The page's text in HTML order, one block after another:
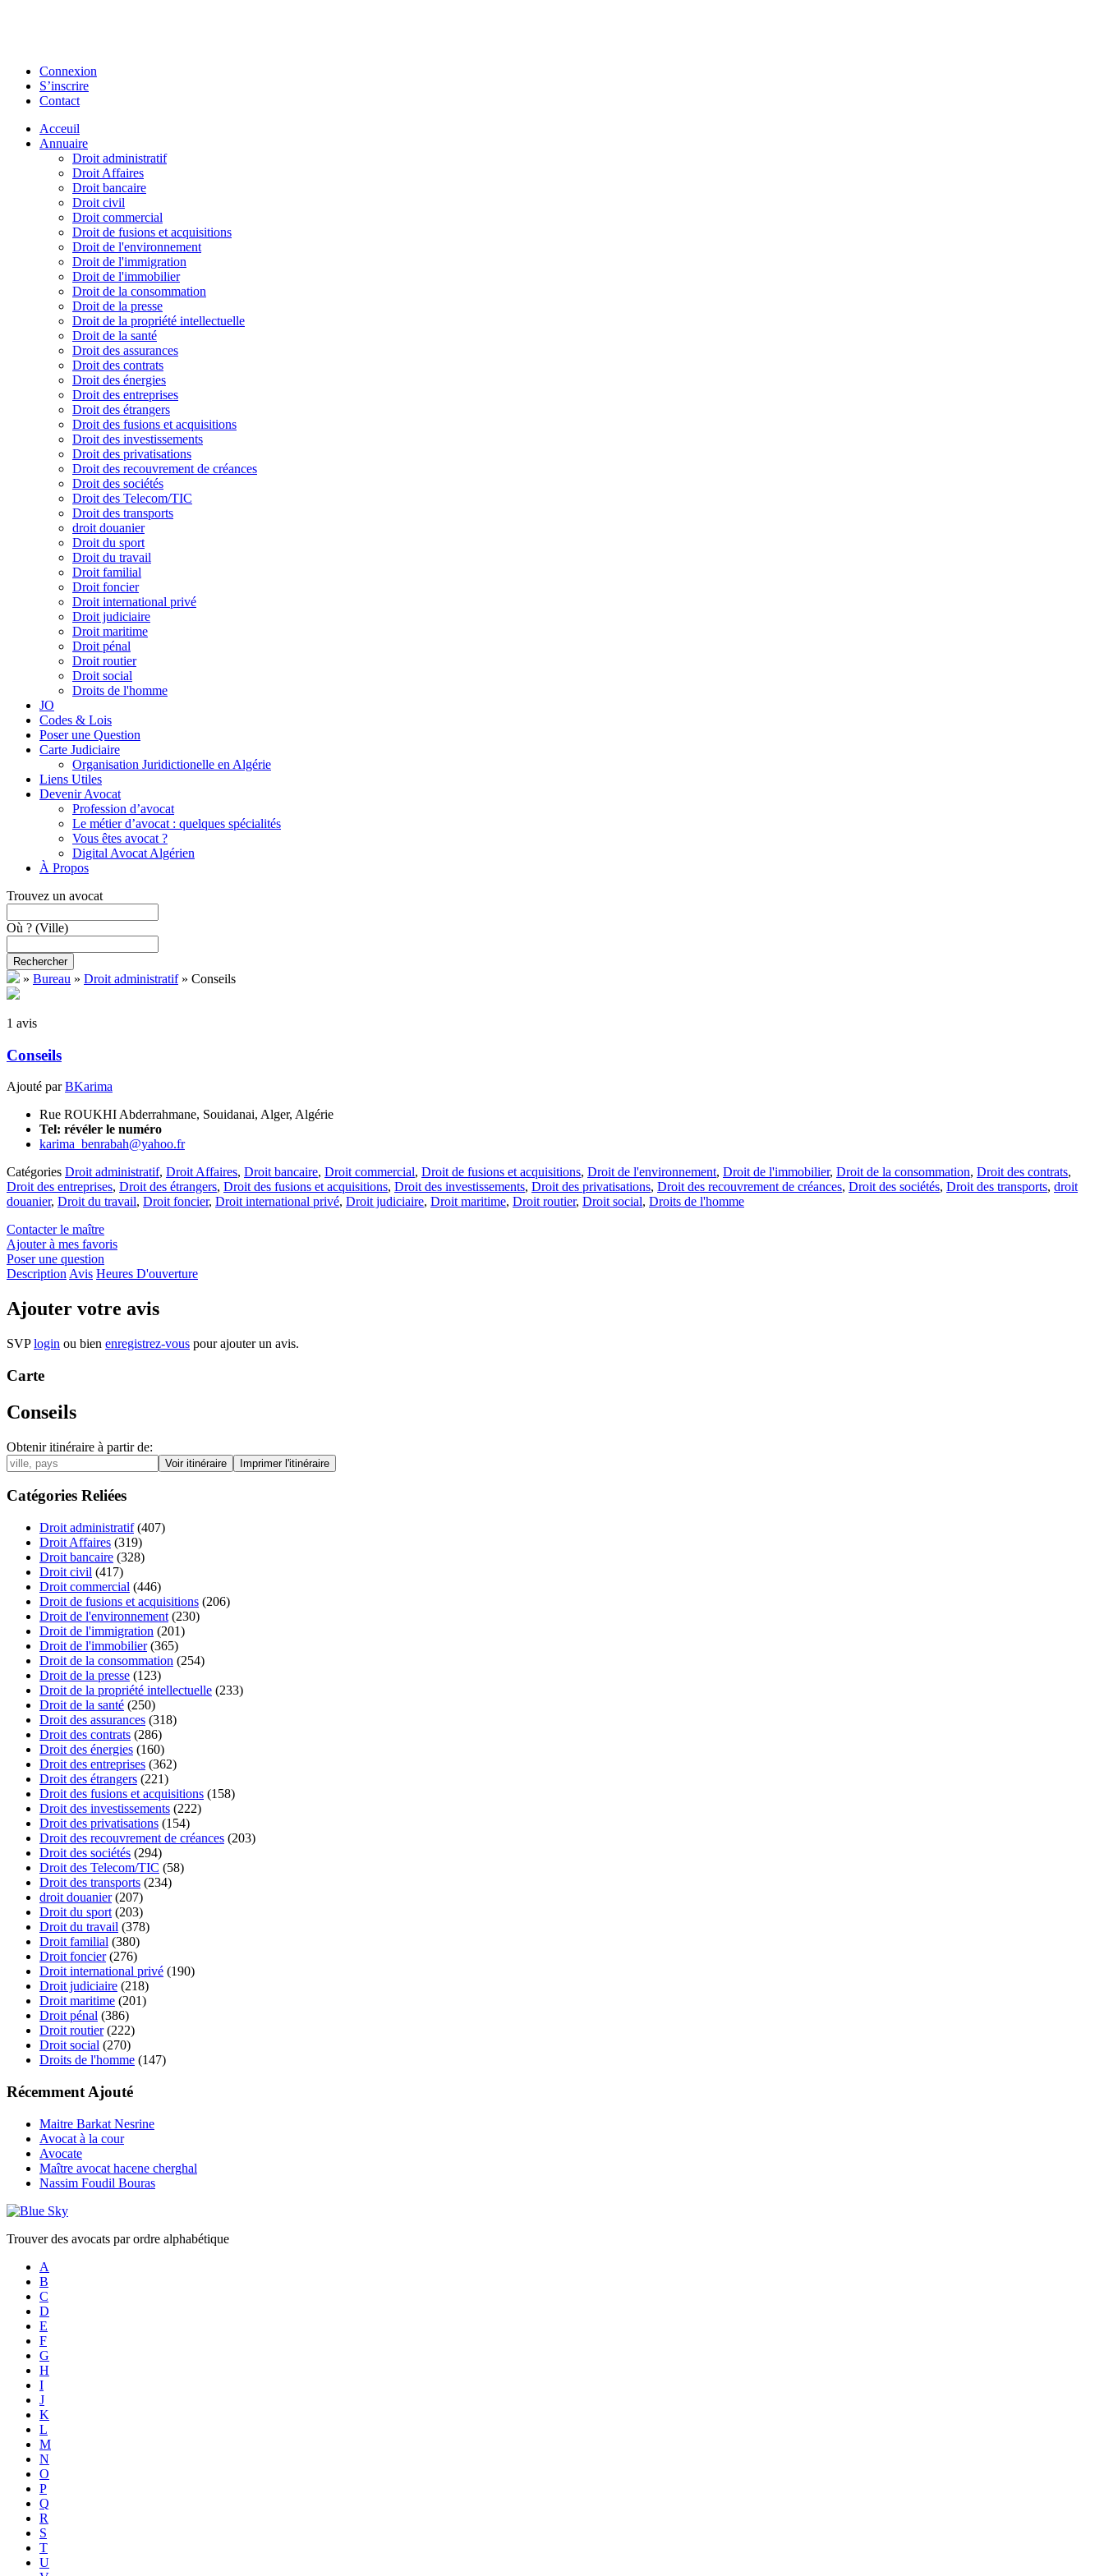
Connexion
S’inscrire
Contact
Acceuil
Annuaire
Droit administratif
Droit Affaires
Droit bancaire
Droit civil
Droit commercial
Droit de fusions et acquisitions
Droit de l'environnement
Droit de l'immigration
Droit de l'immobilier
Droit de la consommation
Droit de la presse
Droit de la propriété intellectuelle
Droit de la santé
Droit des assurances
Droit des contrats
Droit des énergies
Droit des entreprises
Droit des étrangers
Droit des fusions et acquisitions
Droit des investissements
Droit des privatisations
Droit des recouvrement de créances
Droit des sociétés
Droit des Telecom/TIC
Droit des transports
droit douanier
Droit du sport
Droit du travail
Droit familial
Droit foncier
Droit international privé
Droit judiciaire
Droit maritime
Droit pénal
Droit routier
Droit social
Droits de l'homme
JO
Codes & Lois
Poser une Question
Carte Judiciaire
Organisation Juridictionelle en Algérie
Liens Utiles
Devenir Avocat
Profession d’avocat
Le métier d’avocat : quelques spécialités
Vous êtes avocat ?
Digital Avocat Algérien
À Propos
Trouvez un avocat
Où ? (Ville)
Rechercher
» Bureau » Droit administratif » Conseils
1 avis
Conseils
Ajouté parBKarima
Rue ROUKHI Abderrahmane, Souidanai, Alger, Algérie
Tel: révéler le numéro
karima_benrabah@yahoo.fr
Catégories Droit administratif, Droit Affaires, Droit bancaire, Droit commercial, Droit de fusions et acquisitions, Droit de l'environnement, Droit de l'immobilier, Droit de la consommation, Droit des contrats,
Droit des entreprises, Droit des étrangers, Droit des fusions et acquisitions, Droit des investissements, Droit des privatisations, Droit des recouvrement de créances, Droit des sociétés, Droit des transports, droit
douanier, Droit du travail, Droit foncier, Droit international privé, Droit judiciaire, Droit maritime, Droit routier, Droit social, Droits de l'homme
Contacter le maître
Ajouter à mes favoris
Poser une question
Description Avis Heures D'ouverture
Ajouter votre avis
SVPlogin ou bien enregistrez-vous pour ajouter un avis.
Carte
Conseils
Obtenir itinéraire à partir de:
Catégories Reliées
Droit administratif(407)
Droit Affaires (319)
Droit bancaire (328)
Droit civil (417)
Droit commercial (446)
Droit de fusions et acquisitions (206)
Droit de l'environnement (230)
Droit de l'immigration (201)
Droit de l'immobilier(365)
Droit de la consommation (254)
Droit de la presse (123)
Droit de la propriété intellectuelle (233)
Droit de la santé (250)
Droit des assurances (318)
Droit des contrats (286)
Droit des énergies (160)
Droit des entreprises (362)
Droit des étrangers (221)
Droit des fusions et acquisitions (158)
Droit des investissements (222)
Droit des privatisations (154)
Droit des recouvrement de créances (203)
Droit des sociétés (294)
Droit des Telecom/TIC (58)
Droit des transports (234)
droit douanier(207)
Droit du sport (203)
Droit du travail (378)
Droit familial (380)
Droit foncier(276)
Droit international privé (190)
Droit judiciaire (218)
Droit maritime (201)
Droit pénal (386)
Droit routier(222)
Droit social (270)
Droits de l'homme (147)
Récemment Ajouté
Maitre Barkat Nesrine
Avocat à la cour
Avocate
Maître avocat hacene cherghal
Nassim Foudil Bouras
Trouver des avocats par ordre alphabétique
A
B
C
D
E
F
G
H
I
J
K
L
M
N
O
P
Q
R
S
T
U